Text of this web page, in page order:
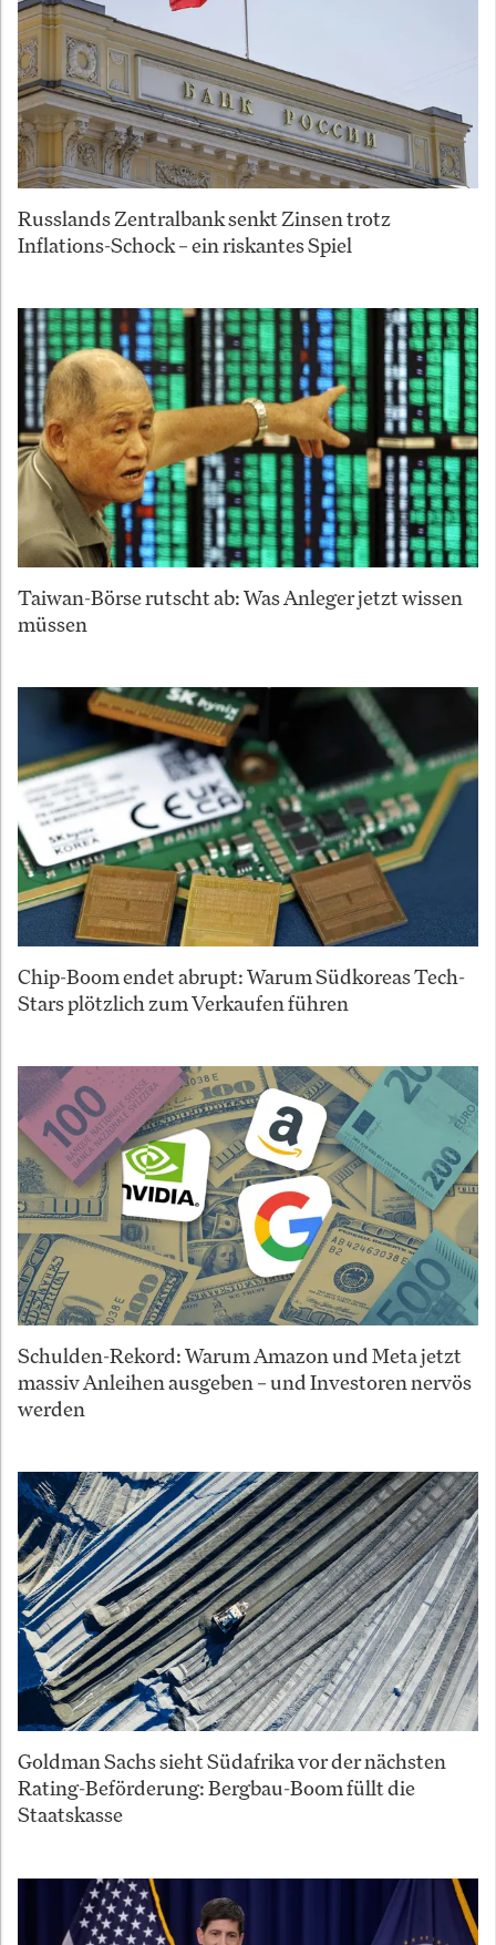
Russlands Zentralbank senkt Zinsen trotz
Inflations-Schock – ein riskantes Spiel
Taiwan-Börse rutscht ab: Was Anleger jetzt wissen
müssen
Chip-Boom endet abrupt: Warum Südkoreas Tech-
Stars plötzlich zum Verkaufen führen
Schulden-Rekord: Warum Amazon und Meta jetzt
massiv Anleihen ausgeben – und Investoren nervös
werden
Goldman Sachs sieht Südafrika vor der nächsten
Rating-Beförderung: Bergbau-Boom füllt die
Staatskasse